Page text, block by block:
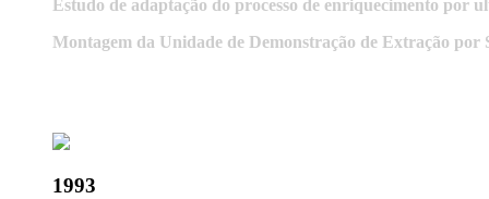
Estudo de adaptação do processo de enriquecimento por
Montagem da Unidade de Demonstração de Extração por
1993